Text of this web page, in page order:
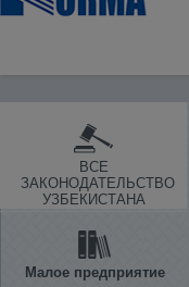
ВСЕ
ЗАКОНОДАТЕЛЬСТВО
УЗБЕКИСТАНА
Малое предприятие